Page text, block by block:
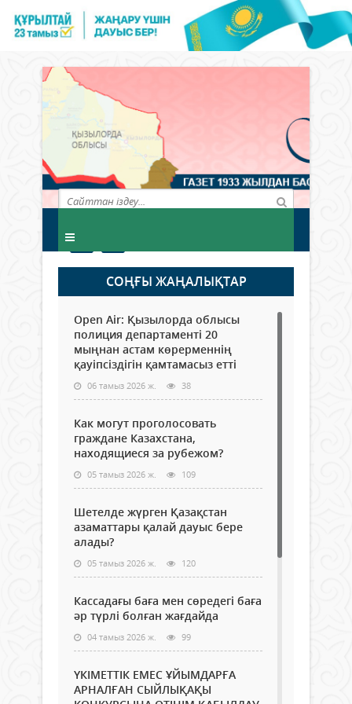
СОҢҒЫ ЖАҢАЛЫҚТАР
Open Air: Қызылорда облысы
полиция департаменті 20
мыңнан астам көрерменнің
қауіпсіздігін қамтамасыз етті
06 тамыз 2026 ж. 38
Как могут проголосовать
граждане Казахстана,
находящиеся за рубежом?
05 тамыз 2026 ж. 109
Шетелде жүрген Қазақстан
азаматтары қалай дауыс бере
алады?
05 тамыз 2026 ж. 120
Кассадағы баға мен сөредегі баға
әр түрлі болған жағдайда
04 тамыз 2026 ж. 99
ҮКІМЕТТІК ЕМЕС ҰЙЫМДАРҒА
АРНАЛҒАН СЫЙЛЫҚАҚЫ